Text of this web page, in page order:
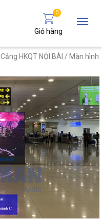
0
Giỏ hàng
Cảng HKQT NỘI BÀI / Màn hình